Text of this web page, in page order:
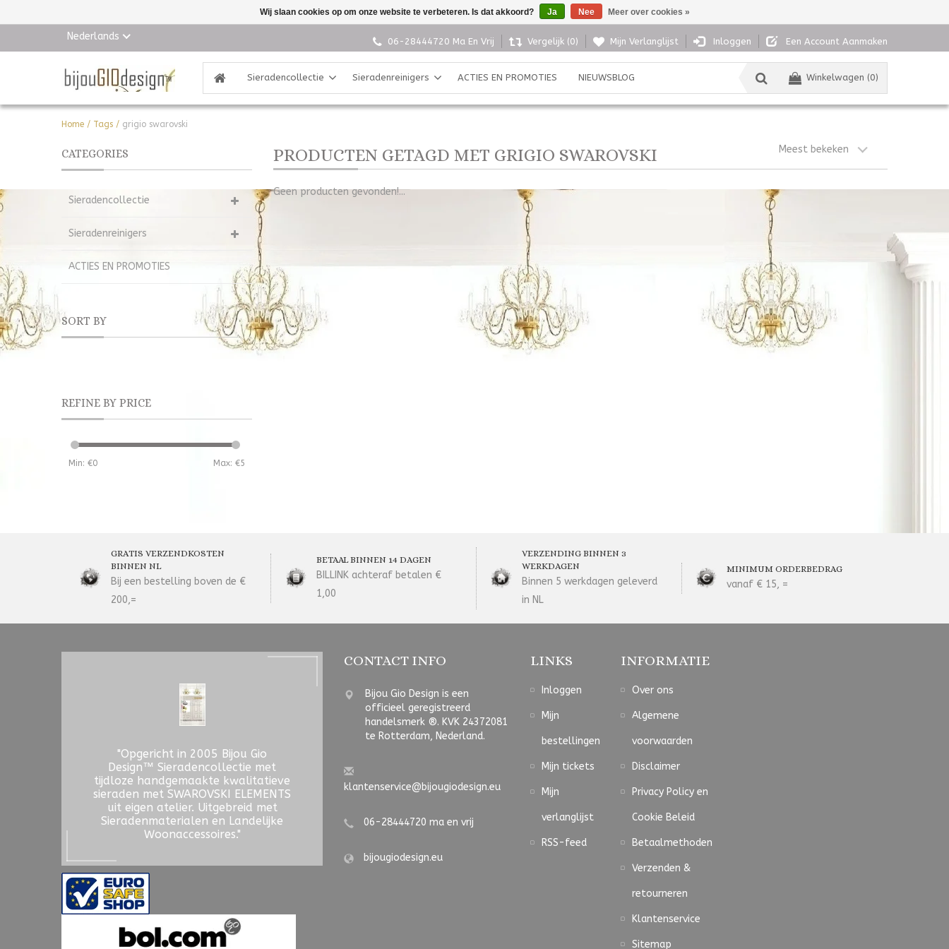
Nederlands 06-28444720 Ma En Vrij Vergelijk (0) Mijn Verlanglijst Inloggen Een Account Aanmaken
Winkelwagen (0)
Sieradencollectie Sieradenreinigers ACTIES EN PROMOTIES NIEUWSBLOG
Home / Tags / grigio swarovski
CATEGORIES
Sieradencollectie
Sieradenreinigers
ACTIES EN PROMOTIES
SORT BY
REFINE BY PRICE
Min: €0 Max: €5
PRODUCTEN GETAGD MET GRIGIO SWAROVSKI Meest bekeken
Geen producten gevonden!...
GRATIS VERZENDKOSTEN
BINNEN NL
Bij een bestelling boven de €
200,=
BETAAL BINNEN 14 DAGEN
BILLINK achteraf betalen €
1,00
VERZENDING BINNEN 3
WERKDAGEN
Binnen 5 werkdagen geleverd
in NL
MINIMUM ORDERBEDRAG
vanaf € 15, =
"Opgericht in 2005 Bijou Gio
Design™ Sieradencollectie met
tijdloze handgemaakte kwalitatieve
sieraden met SWAROVSKI ELEMENTS
uit eigen atelier. Uitgebreid met
Sieradenmaterialen en Landelijke
Woonaccessoires."
CONTACT INFO
Bijou Gio Design is een
officieel geregistreerd
handelsmerk ®. KVK 24372081
te Rotterdam, Nederland.
klantenservice@bijougiodesign.eu
06-28444720 ma en vrij
bijougiodesign.eu
LINKS
Inloggen
Mijn
bestellingen
Mijn tickets
Mijn
verlanglijst
RSS-feed
INFORMATIE
Over ons
Algemene
voorwaarden
Disclaimer
Privacy Policy en
Cookie Beleid
Betaalmethoden
Verzenden &
retourneren
Klantenservice
Sitemap
Wij slaan cookies op om onze website te verbeteren. Is dat akkoord? Ja Nee Meer over cookies »